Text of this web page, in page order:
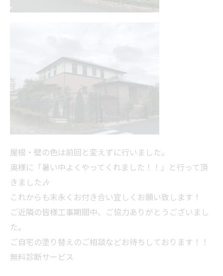
屋根・壁の色は前回と変えずに行いました。
奥様に「暑い中よくやってくれました！！」と行って頂
きました🎶
これからも末永くお付き合い宜しくお願い致します！
ご近隣の皆様工事期間中、ご協力ありがとうございまし
た。
ご自宅の塗り替えのご相談などお待ちしております！！
無料診断サービス